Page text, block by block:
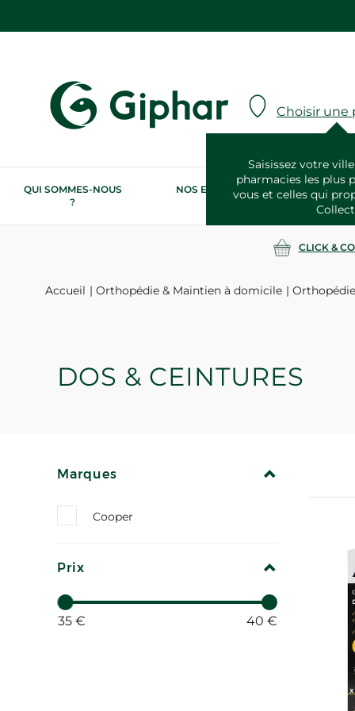
Choisir une
Saisissez votre
pharmacies les plus
vous et celles qui
QUI SOMMES-NOUS
?
NOS ENGAGEMENTS
RSE
CLICK &
Accueil Orthopédie & Maintien à domicile
DOS & CEINTURES
Marques REPLIER
Cooper
Prix REPLIER
35 € 40 €